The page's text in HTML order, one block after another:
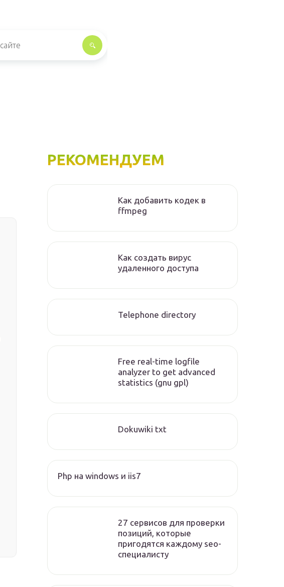
РЕКОМЕНДУЕМ
Как добавить кодек в
ffmpeg
Как создать вирус
удаленного доступа
Telephone directory
Free real-time logfile
analyzer to get advanced
statistics (gnu gpl)
Dokuwiki txt
Php на windows и iis7
27 сервисов для проверки
позиций, которые
пригодятся каждому seo-
специалисту